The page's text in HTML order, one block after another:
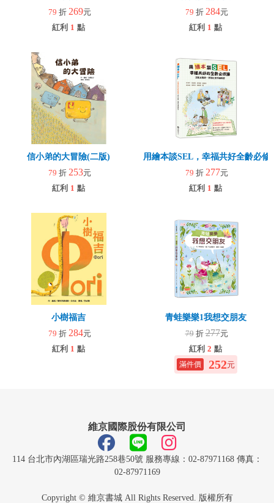
79 折 269元
紅利 1 點
79 折 284元
紅利 1 點
信小弟的大冒險(二版)
79 折 253元
紅利 1 點
用繪本談SEL，幸福共好全齡必修
79 折 277元
紅利 1 點
小樹福吉
79 折 284元
紅利 1 點
青蛙樂樂1我想交朋友
79 折277元
紅利 2 點
252元
維京國際股份有限公司
114 台北市內湖區瑞光路258巷50號 服務專線：02-87971168 傳真：
02-87971169
Copyright © 維京書城 All Rights Reserved. 版權所有